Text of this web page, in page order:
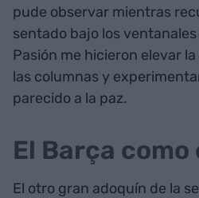
pude observar mientras
sentado bajo los
Pasión me hicieron elevar
las columnas y
parecido a la paz.
El Barça como
El otro gran adoquín de la